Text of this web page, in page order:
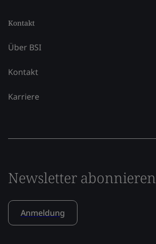
Kontakt
Über BSI
Kontakt
Karriere
Newsletter abonnieren
Anmeldung